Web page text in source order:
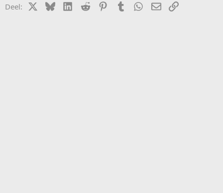
Deel: BlueskyLinkedIn
Reddit PinterestTumblr WhatsApp
E-mailkoppeling